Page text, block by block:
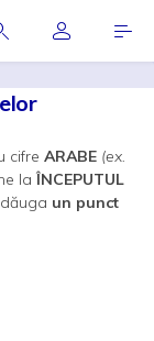
cifre ARABE (ex.
la ÎNCEPUTUL
un punct